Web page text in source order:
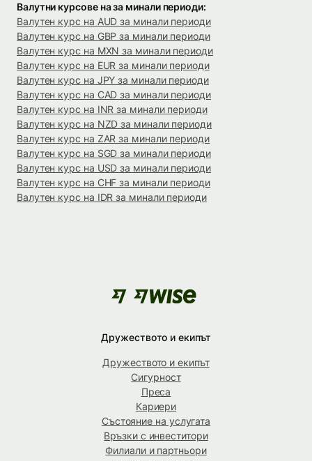
Валутни курсове на за минали периоди:
Валутен курс на AUD за минали периоди
Валутен курс на GBP за минали периоди
Валутен курс на MXN за минали периоди
Валутен курс на EUR за минали периоди
Валутен курс на JPY за минали периоди
Валутен курс на CAD за минали периоди
Валутен курс на INR за минали периоди
Валутен курс на NZD за минали периоди
Валутен курс на ZAR за минали периоди
Валутен курс на SGD за минали периоди
Валутен курс на USD за минали периоди
Валутен курс на CHF за минали периоди
Валутен курс на IDR за минали периоди
Дружеството и екипът
Дружеството и екипът
Сигурност
Преса
Кариери
Състояние на услугата
Връзки с инвеститори
Филиали и партньори